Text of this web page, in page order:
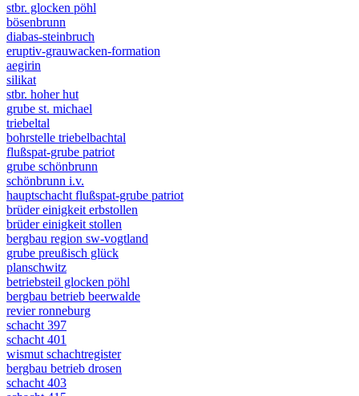
stbr. glocken pöhl
bösenbrunn
diabas-steinbruch
eruptiv-grauwacken-formation
aegirin
silikat
stbr. hoher hut
grube st. michael
triebeltal
bohrstelle triebelbachtal
flußspat-grube patriot
grube schönbrunn
schönbrunn i.v.
hauptschacht flußspat-grube patriot
brüder einigkeit erbstollen
brüder einigkeit stollen
bergbau region sw-vogtland
grube preußisch glück
planschwitz
betriebsteil glocken pöhl
bergbau betrieb beerwalde
revier ronneburg
schacht 397
schacht 401
wismut schachtregister
bergbau betrieb drosen
schacht 403